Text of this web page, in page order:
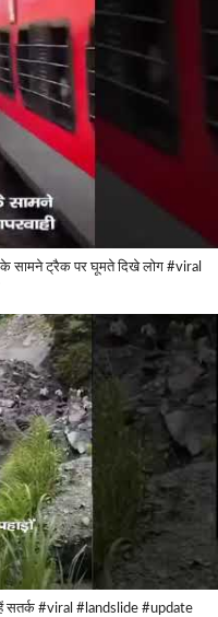
के सामने ट्रैक पर घूमते दिखे लोग #viral
सतर्क #viral #landslide #update